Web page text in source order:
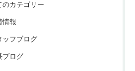
のカテゴリー
情報
ッフブログ
ブログ